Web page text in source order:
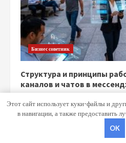
Бизнес советник
Структура и принципы
каналов и чатов в
Copyright © Все права защищены.
Этот сайт использует куки-файлы и
в навигации, а также предоставить
OK